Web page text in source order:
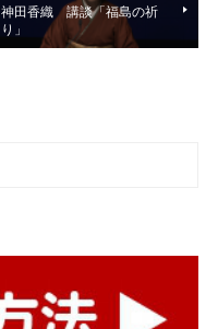
神田香織 講談「福島の祈
り」